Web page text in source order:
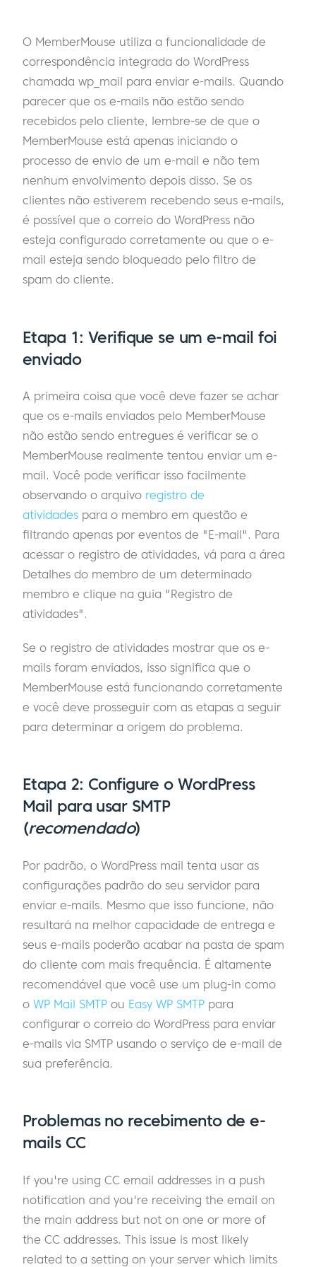
O MemberMouse utiliza a funcionalidade de
correspondência integrada do WordPress
chamada wp_mail para enviar e-mails. Quando
parecer que os e-mails não estão sendo
recebidos pelo cliente, lembre-se de que o
MemberMouse está apenas iniciando o
processo de envio de um e-mail e não tem
nenhum envolvimento depois disso. Se os
clientes não estiverem recebendo seus e-mails,
é possível que o correio do WordPress não
esteja configurado corretamente ou que o e-
mail esteja sendo bloqueado pelo filtro de
spam do cliente.
Etapa 1: Verifique se um e-mail foi
enviado
A primeira coisa que você deve fazer se achar
que os e-mails enviados pelo MemberMouse
não estão sendo entregues é verificar se o
MemberMouse realmente tentou enviar um e-
mail. Você pode verificar isso facilmente
observando o arquivo registro de
atividades para o membro em questão e
filtrando apenas por eventos de "E-mail". Para
acessar o registro de atividades, vá para a área
Detalhes do membro de um determinado
membro e clique na guia "Registro de
atividades".
Se o registro de atividades mostrar que os e-
mails foram enviados, isso significa que o
MemberMouse está funcionando corretamente
e você deve prosseguir com as etapas a seguir
para determinar a origem do problema.
Etapa 2: Configure o WordPress
Mail para usar SMTP
(recomendado)
Por padrão, o WordPress mail tenta usar as
configurações padrão do seu servidor para
enviar e-mails. Mesmo que isso funcione, não
resultará na melhor capacidade de entrega e
seus e-mails poderão acabar na pasta de spam
do cliente com mais frequência. É altamente
recomendável que você use um plug-in como
o WP Mail SMTP ou Easy WP SMTP para
configurar o correio do WordPress para enviar
e-mails via SMTP usando o serviço de e-mail de
sua preferência.
Problemas no recebimento de e-
mails CC
If you're using CC email addresses in a push
notification and you're receiving the email on
the main address but not on one or more of
the CC addresses. This issue is most likely
related to a setting on your server which limits